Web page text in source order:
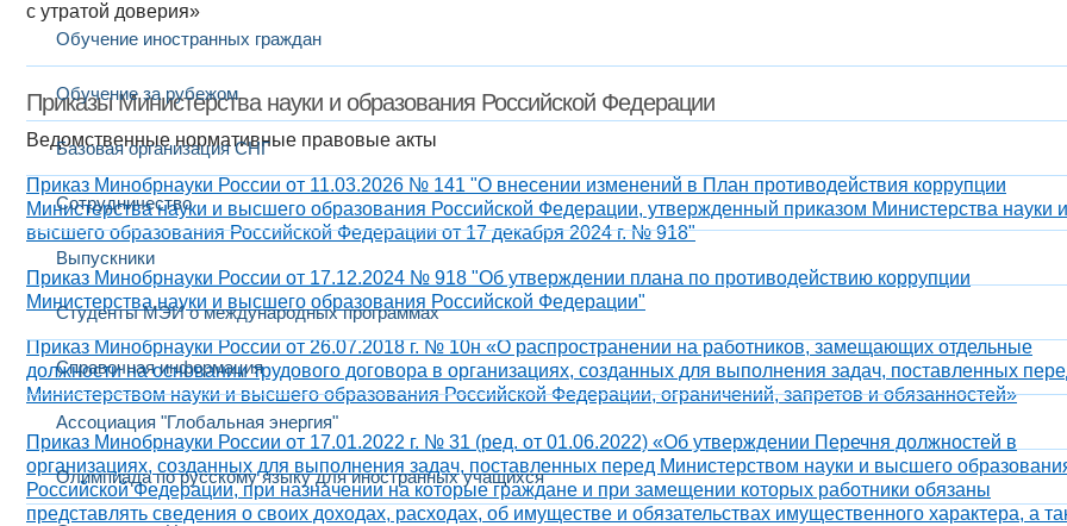
Обучение иностранных граждан
Обучение за рубежом
Базовая организация СНГ
Сотрудничество
Выпускники
Студенты МЭИ о международных программах
Справочная информация
Ассоциация "Глобальная энергия"
Олимпиада по русскому языку для иностранных учащихся
с утратой доверия»
Приказы Министерства науки и образования Российской Федерации​
Ведомственные нормативные правовые акты
Приказ Минобрнауки России от 11.03.2026 № 141 "О внесении изменений в План противодействия коррупции
Министерства науки и высшего образования Российской Федерации, утвержденный приказом Министерства науки и
высшего образования Российской Федерации от 17 декабря 2024 г. № 918"
Приказ Минобрнауки России от 17.12.2024 № 918 "Об утверждении плана по противодействию коррупции
Министерства науки и высшего образования Российской Федерации"
Приказ Минобрнауки России от 26.07.2018 г. № 10н «О распространении на работников, замещающих отдельные
должности на основании трудового договора в организациях, созданных для выполнения задач, поставленных
Министерством науки и высшего образования Российской Федерации, ограничений, запретов и обязанностей»
Приказ Минобрнауки России от 17.01.2022 г. № 31 (ред. от 01.06.2022) «Об утверждении Перечня должностей в
организациях, созданных для выполнения задач, поставленных перед Министерством науки и высшего
Российской Федерации, при назначении на которые граждане и при замещении которых работники обязаны
представлять сведения о своих доходах, расходах, об имуществе и обязательствах имущественного характера, а